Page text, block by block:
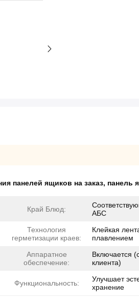
панелей ящиков на заказ, панель
Край Блюд:
АБС
Технология
герметизации краев:
Клейкая
плавлением
Аппаратное
обеспечение:
Включается
клиента)
Функциональность:
Улучшает
хранение